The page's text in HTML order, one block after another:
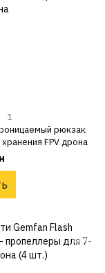
1
рюкзак
FPV дрона